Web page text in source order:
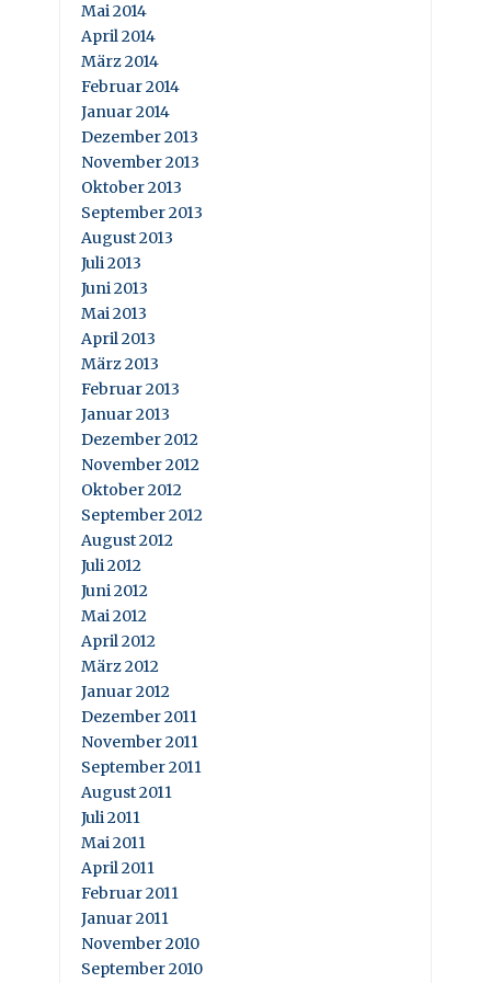
Mai 2014
April 2014
März 2014
Februar 2014
Januar 2014
Dezember 2013
November 2013
Oktober 2013
September 2013
August 2013
Juli 2013
Juni 2013
Mai 2013
April 2013
März 2013
Februar 2013
Januar 2013
Dezember 2012
November 2012
Oktober 2012
September 2012
August 2012
Juli 2012
Juni 2012
Mai 2012
April 2012
März 2012
Januar 2012
Dezember 2011
November 2011
September 2011
August 2011
Juli 2011
Mai 2011
April 2011
Februar 2011
Januar 2011
November 2010
September 2010